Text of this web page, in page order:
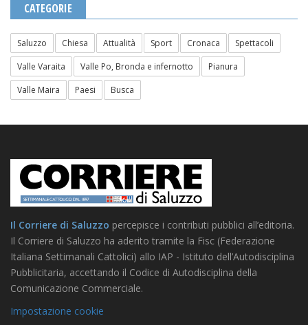
CATEGORIE
Saluzzo Chiesa Attualità Sport Cronaca
Spettacoli
Valle Varaita
Valle Po, Bronda e infernotto
Pianura
Valle Maira
Paesi Busca
Il Corriere di Saluzzo percepisce i contributi pubblici all’editoria.
Il Corriere di Saluzzo ha aderito tramite la Fisc (Federazione
Italiana Settimanali Cattolici) allo IAP - Istituto dell’Autodisciplina
Pubblicitaria, accettando il Codice di Autodisciplina della
Comunicazione Commerciale.
Impostazione cookie